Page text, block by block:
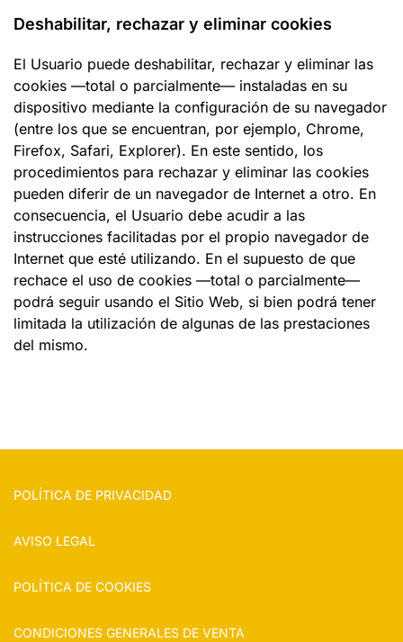
Deshabilitar, rechazar y eliminar cookies
El Usuario puede deshabilitar, rechazar y eliminar las
cookies —total o parcialmente— instaladas en su
dispositivo mediante la configuración de su navegador
(entre los que se encuentran, por ejemplo, Chrome,
Firefox, Safari, Explorer). En este sentido, los
procedimientos para rechazar y eliminar las cookies
pueden diferir de un navegador de Internet a otro. En
consecuencia, el Usuario debe acudir a las
instrucciones facilitadas por el propio navegador de
Internet que esté utilizando. En el supuesto de que
rechace el uso de cookies —total o parcialmente—
podrá seguir usando el Sitio Web, si bien podrá tener
limitada la utilización de algunas de las prestaciones
del mismo.
POLÍTICA DE PRIVACIDAD
AVISO LEGAL
POLÍTICA DE COOKIES
CONDICIONES GENERALES DE VENTA